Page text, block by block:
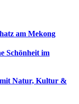
am Mekong
Schönheit im
mit Natur, Kultur &